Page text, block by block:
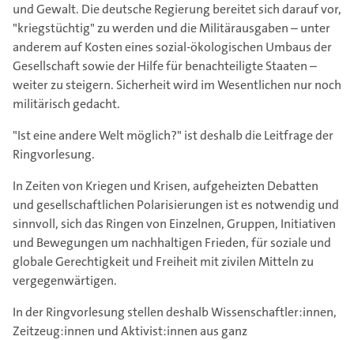
und Gewalt. Die deutsche Regierung bereitet sich darauf vor,
"kriegstüchtig" zu werden und die Militärausgaben – unter
anderem auf Kosten eines sozial-ökologischen Umbaus der
Gesellschaft sowie der Hilfe für benachteiligte Staaten –
weiter zu steigern. Sicherheit wird im Wesentlichen nur noch
militärisch gedacht.
"Ist eine andere Welt möglich?" ist deshalb die Leitfrage der
Ringvorlesung.
In Zeiten von Kriegen und Krisen, aufgeheizten Debatten
und gesellschaftlichen Polarisierungen ist es notwendig und
sinnvoll, sich das Ringen von Einzelnen, Gruppen, Initiativen
und Bewegungen um nachhaltigen Frieden, für soziale und
globale Gerechtigkeit und Freiheit mit zivilen Mitteln zu
vergegenwärtigen.
In der Ringvorlesung stellen deshalb Wissenschaftler:innen,
Zeitzeug:innen und Aktivist:innen aus ganz